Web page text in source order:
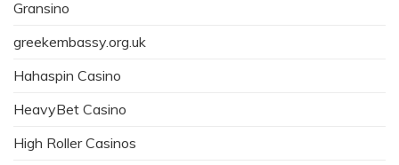
Gransino
greekembassy.org.uk
Hahaspin Casino
HeavyBet Casino
High Roller Casinos